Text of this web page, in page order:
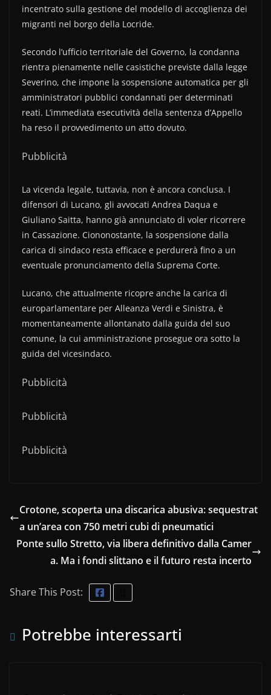
incentrato sulla gestione del modello di accoglienza dei
migranti nel borgo della Locride.
Secondo l’ufficio territoriale del Governo, la condanna
rientra pienamente nelle casistiche previste dalla legge
Severino, che impone la sospensione automatica per gli
amministratori pubblici condannati per determinati
reati. L’immediata esecutività della sentenza d’Appello
ha reso il provvedimento un atto dovuto.
Pubblicità
La vicenda legale, tuttavia, non è ancora conclusa. I
difensori di Lucano, gli avvocati Andrea Daqua e
Giuliano Saitta, hanno già annunciato di voler ricorrere
in Cassazione. Ciononostante, la sospensione dalla
carica di sindaco resta efficace e perdurerà fino a un
eventuale pronunciamento della Suprema Corte.
Lucano, che attualmente ricopre anche la carica di
europarlamentare per Alleanza Verdi e Sinistra, è
momentaneamente allontanato dalla guida del suo
comune, la cui amministrazione prosegue ora sotto la
guida del vicesindaco.
Pubblicità
Pubblicità
Pubblicità
Crotone, scoperta una discarica abusiva: sequestrat
a un’area con 750 metri cubi di pneumatici
Ponte sullo Stretto, via libera definitivo dalla Camer
a. Ma i fondi slittano e il futuro resta incerto
Share This Post:
Potrebbe interessarti